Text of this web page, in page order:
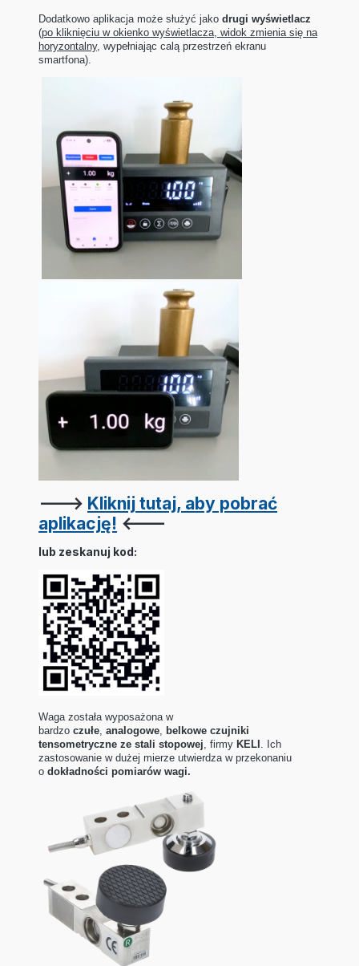
Dodatkowo aplikacja może służyć jako drugi wyświetlacz
(po kliknięciu w okienko wyświetlacza, widok zmienia się na
horyzontalny, wypełniając calą przestrzeń ekranu
smartfona).
---> Kliknij tutaj, aby pobrać
aplikację! <---
lub zeskanuj kod:
Waga została wyposażona w
bardzo czułe, analogowe, belkowe czujniki
tensometryczne ze stali stopowej, firmy KELI . Ich
zastosowanie w dużej mierze utwierdza w przekonaniu
o dokładności pomiarów wagi.